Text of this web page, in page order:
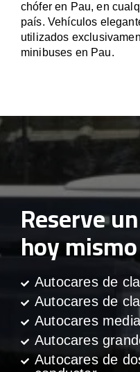
chófer en Pau, en
país. Vehículos
utilizados
minibuses en Pau.
Reserve un
hoy mismo
Autocares de
Autocares de
Autocares
Autocares
Autocares de